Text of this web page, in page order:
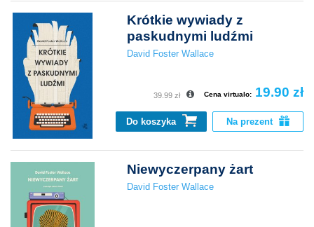
Krótkie wywiady z
paskudnymi ludźmi
David Foster Wallace
Cena virtualo: 19.90 zł
39.99 zł
Do koszyka Na prezent
Niewyczerpany żart
David Foster Wallace